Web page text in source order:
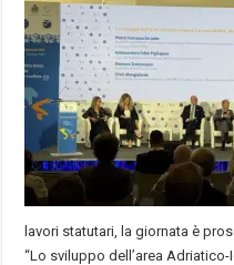
lavori statutari, la giornata è
“Lo sviluppo dell’area